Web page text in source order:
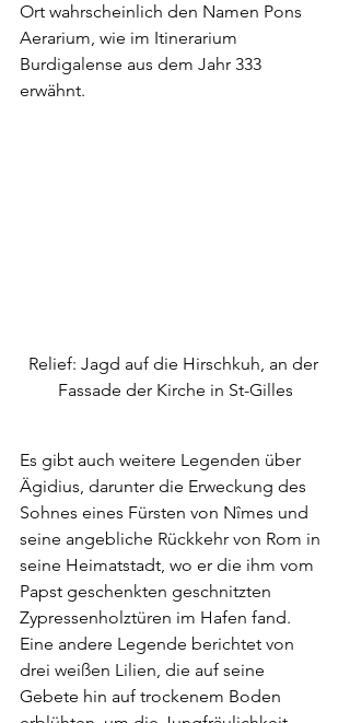
Ort wahrscheinlich den Namen Pons
Aerarium, wie im Itinerarium
Burdigalense aus dem Jahr 333
erwähnt.
Relief: Jagd auf die Hirschkuh, an der
Fassade der Kirche in St-Gilles
Es gibt auch weitere Legenden über
Ägidius, darunter die Erweckung des
Sohnes eines Fürsten von Nîmes und
seine angebliche Rückkehr von Rom in
seine Heimatstadt, wo er die ihm vom
Papst geschenkten geschnitzten
Zypressenholztüren im Hafen fand.
Eine andere Legende berichtet von
drei weißen Lilien, die auf seine
Gebete hin auf trockenem Boden